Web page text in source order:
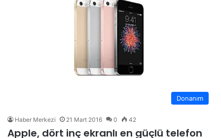
Donanım
Haber Merkezi 21 Mart 2016 0 42
Apple, dört inç ekranlı en güçlü telefon